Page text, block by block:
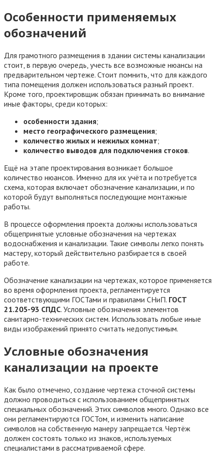
Особенности применяемых
обозначений
Для грамотного размещения в здании системы канализации
стоит, в первую очередь, учесть все возможные нюансы на
предварительном чертеже. Стоит помнить, что для каждого
типа помещения должен использоваться разный проект.
Кроме того, проектировщик обязан принимать во внимание
иные факторы, среди которых:
особенности здания;
место географического размещения;
количество жилых и нежилых комнат;
количество выводов для подключения стоков.
Ещё на этапе проектирования возникает большое
количество нюансов. Именно для их учёта и потребуется
схема, которая включает обозначение канализации, и по
которой будут выполняться последующие монтажные
работы.
В процессе оформления проекта должны использоваться
общепринятые условные обозначения на чертежах
водоснабжения и канализации. Такие символы легко понять
мастеру, который действительно разбирается в своей
работе.
Обозначение канализации на чертежах, которое применяется
во время оформления проекта, регламентируется
соответствующими ГОСТами и правилами СНиП. ГОСТ
21.205-93 СПДС. Условные обозначения элементов
санитарно-технических систем. Использовать любые иные
виды изображений принято считать недопустимым.
Условные обозначения
канализации на проекте
Как было отмечено, создание чертежа сточной системы
должно проводиться с использованием общепринятых
специальных обозначений. Этих символов много. Однако все
они регламентируются ГОСТом, и изменить написание
символов на собственную манеру запрещается. Чертёж
должен состоять только из знаков, используемых
специалистами в рассматриваемой сфере.